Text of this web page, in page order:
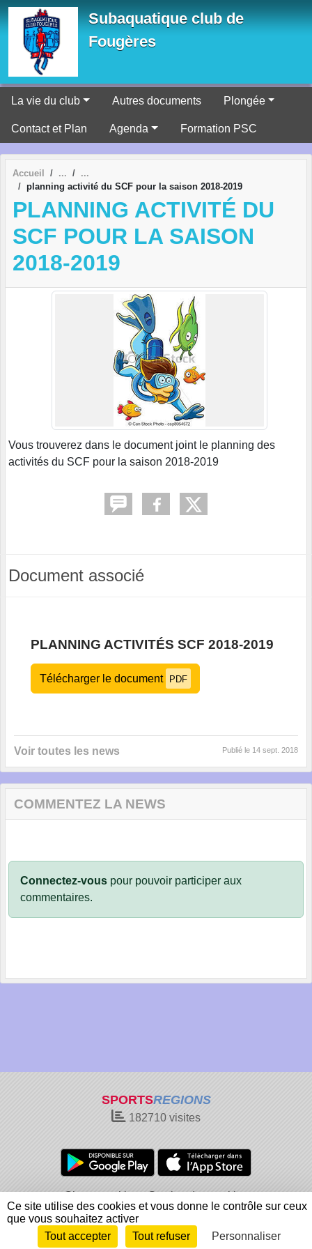
Subaquatique club de
Fougères
La vie du club Autres documents Plongée
Contact et Plan Agenda Formation PSC
Accueil
planning activité du SCF pour la saison 2018-2019
PLANNING ACTIVITÉ DU
SCF POUR LA SAISON
2018-2019
Vous trouverez dans le document joint le planning des
activités du SCF pour la saison 2018-2019
Document associé
PLANNING ACTIVITÉS SCF 2018-2019
Télécharger le document PDF
Voir toutes les news Publié le 14 sept. 2018
COMMENTEZ LA NEWS
Connectez-vous pour pouvoir participer aux
commentaires.
SPORTSREGIONS
182710 visites
Charte cookies
Gestion des cookies
Informations légales
Signaler un contenu inapproprié
Envie de participer ? Connexion
Panneau de gestion des cookies
Ce site utilise des cookies et vous donne le contrôle sur ceux
que vous souhaitez activer
Tout accepter
Tout refuser Personnaliser